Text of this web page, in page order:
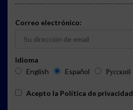
Correo electrónico:
Idioma
English
Español Русский
Acepto la Política de privacidad